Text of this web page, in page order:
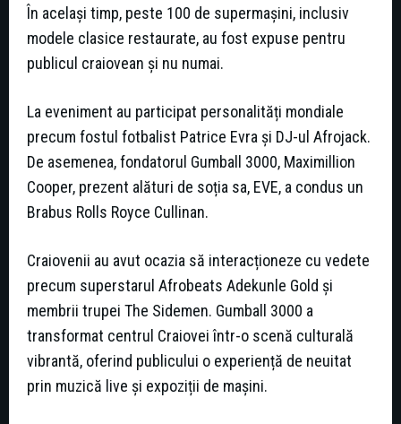
În același timp, peste 100 de supermașini, inclusiv
modele clasice restaurate, au fost expuse pentru
publicul craiovean și nu numai.
La eveniment au participat personalități mondiale
precum fostul fotbalist Patrice Evra și DJ-ul Afrojack.
De asemenea, fondatorul Gumball 3000, Maximillion
Cooper, prezent alături de soția sa, EVE, a condus un
Brabus Rolls Royce Cullinan.
Craiovenii au avut ocazia să interacționeze cu vedete
precum superstarul Afrobeats Adekunle Gold și
membrii trupei The Sidemen. Gumball 3000 a
transformat centrul Craiovei într-o scenă culturală
vibrantă, oferind publicului o experiență de neuitat
prin muzică live și expoziții de mașini.